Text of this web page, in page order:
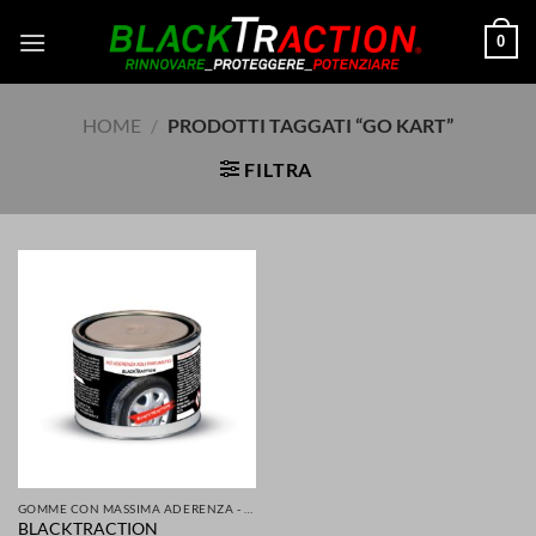
0
HOME / PRODOTTI TAGGATI “GO KART”
FILTRA
BLACKTRACTION